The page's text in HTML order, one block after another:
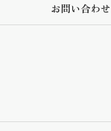
お問い合わせ